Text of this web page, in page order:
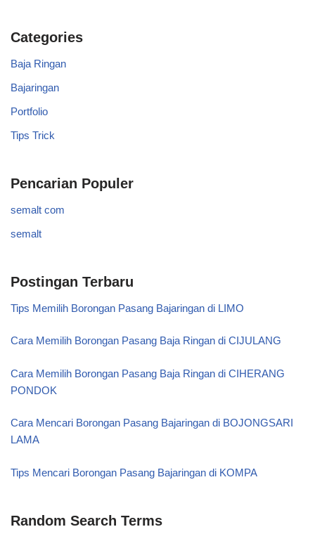
Categories
Baja Ringan
Bajaringan
Portfolio
Tips Trick
Pencarian Populer
semalt com
semalt
Postingan Terbaru
Tips Memilih Borongan Pasang Bajaringan di LIMO
Cara Memilih Borongan Pasang Baja Ringan di CIJULANG
Cara Memilih Borongan Pasang Baja Ringan di CIHERANG
PONDOK
Cara Mencari Borongan Pasang Bajaringan di BOJONGSARI
LAMA
Tips Mencari Borongan Pasang Bajaringan di KOMPA
Random Search Terms